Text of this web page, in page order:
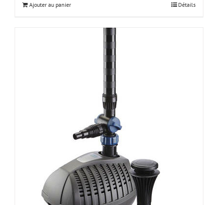
Ajouter au panier Détails